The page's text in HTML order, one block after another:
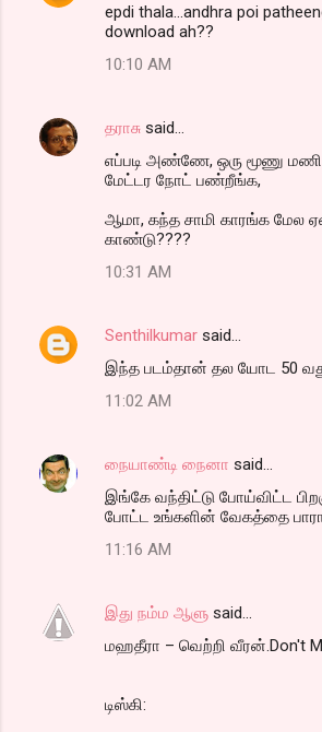
epdi thala...andhra poi
download ah??
10:10 AM
தராசு said…
எப்படி அண்ணே, ஒரு மூணு
மேட்டர நோட் பண்றீங்க,
ஆமா, கந்த சாமி காரங்க மேல
காண்டு????
10:31 AM
Senthilkumar said…
இந்த படம்தான் தல யோட 50
11:02 AM
நையாண்டி நைனா said…
இங்கே வந்திட்டு போய்விட்ட
போட்ட உங்களின் வேகத்தை
11:16 AM
இது நம்ம ஆளு said…
மஹதீரா – வெற்றி வீரன்.Don't
டிஸ்கி: